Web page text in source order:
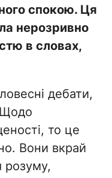
спокою. Ця
нерозривно
в словах,
дебати,
то це
Вони вкрай
розуму,